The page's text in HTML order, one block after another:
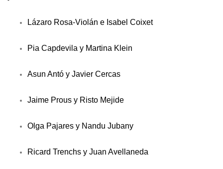
Lázaro Rosa-Violán e Isabel Coixet
Pia Capdevila y Martina Klein
Asun Antó y Javier Cercas
Jaime Prous y Risto Mejide
Olga Pajares y Nandu Jubany
Ricard Trenchs y Juan Avellaneda